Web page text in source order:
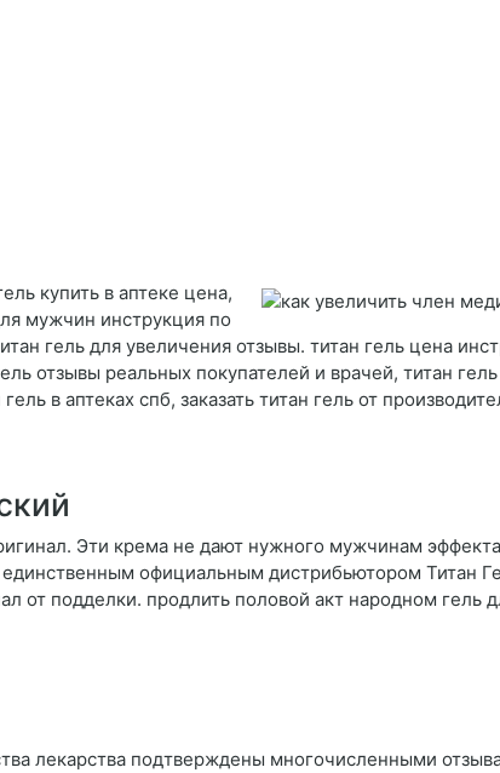
купить в аптеке цена,
мужчин инструкция по
гель для увеличения отзывы. титан гель цена
отзывы реальных покупателей и врачей, титан
в аптеках спб, заказать титан гель от
Эти крема не дают нужного мужчинам
официальным дистрибьютором Титан
от подделки. продлить половой акт народном гель
лекарства подтверждены многочисленными